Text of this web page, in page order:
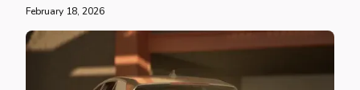
February 18, 2026